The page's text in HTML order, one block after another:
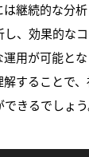
継続的な分
、効果的な
用が可能と
することで
きるでしょう